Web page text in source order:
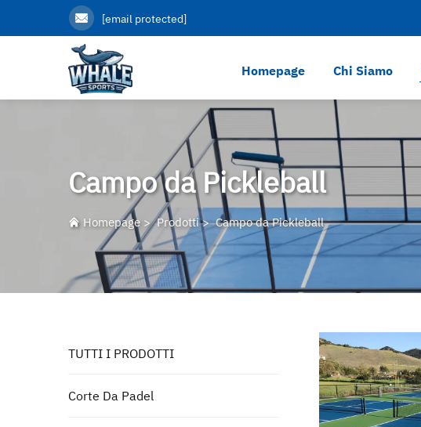
[email protected]
Homepage Chi Siamo
Campo da Pickleball
Homepage >Prodotti>Campo da Pickleball
TUTTI I PRODOTTI
Corte Da Padel